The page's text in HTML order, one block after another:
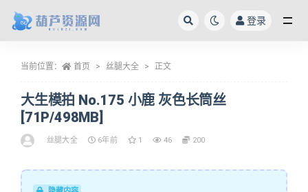
登录
当前位置： 首页 丝腿大全 正文
大生模拍 No.175 小鹿 灰色长筒丝
[71P/498MB]
丝腿大全 6年前 1 46 200